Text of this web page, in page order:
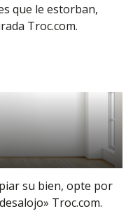
que le estorban,
Troc.com.
su bien, opte por
Troc.com.